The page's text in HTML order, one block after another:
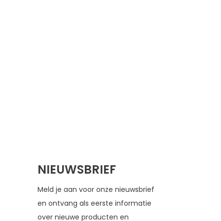
NIEUWSBRIEF
Meld je aan voor onze nieuwsbrief
en ontvang als eerste informatie
over nieuwe producten en